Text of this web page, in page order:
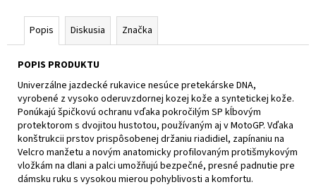
Popis Diskusia Značka
POPIS PRODUKTU
Univerzálne jazdecké rukavice nesúce pretekárske DNA,
vyrobené z vysoko oderuvzdornej kozej kože a syntetickej kože.
Ponúkajú špičkovú ochranu vďaka pokročilým SP kĺbovým
protektorom s dvojitou hustotou, používaným aj v MotoGP. Vďaka
konštrukcii prstov prispôsobenej držaniu riadidiel, zapínaniu na
Velcro manžetu a novým anatomicky profilovaným protišmykovým
vložkám na dlani a palci umožňujú bezpečné, presné padnutie pre
dámsku ruku s vysokou mierou pohyblivosti a komfortu.
MATT
BLACK
€314